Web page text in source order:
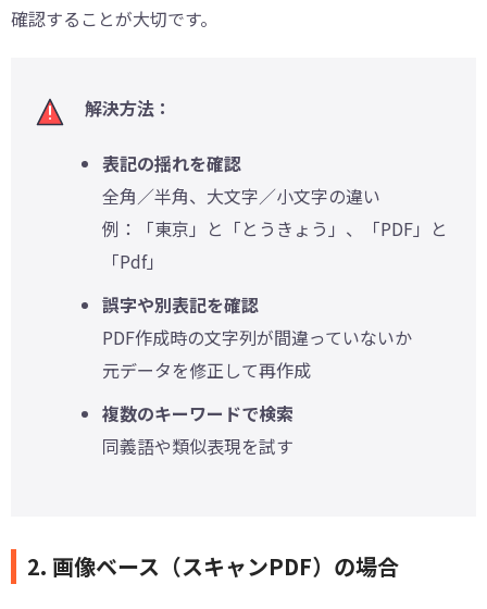
確認することが大切です。
解決方法：
表記の揺れを確認
全角／半角、大文字／小文字の違い
例：「東京」と「とうきょう」、「PDF」と
「Pdf」
誤字や別表記を確認
PDF作成時の文字列が間違っていないか
元データを修正して再作成
複数のキーワードで検索
同義語や類似表現を試す
2. 画像ベース（スキャンPDF）の場合